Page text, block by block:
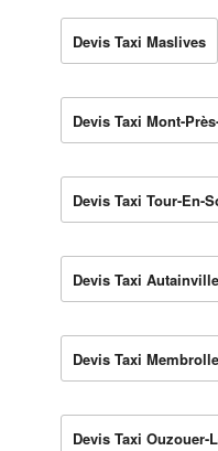
Devis Taxi Maslives
Devis Taxi Mont-
Devis Taxi Tour-En-
Devis Taxi Autainville
Devis Taxi
Devis Taxi Ouzouer-